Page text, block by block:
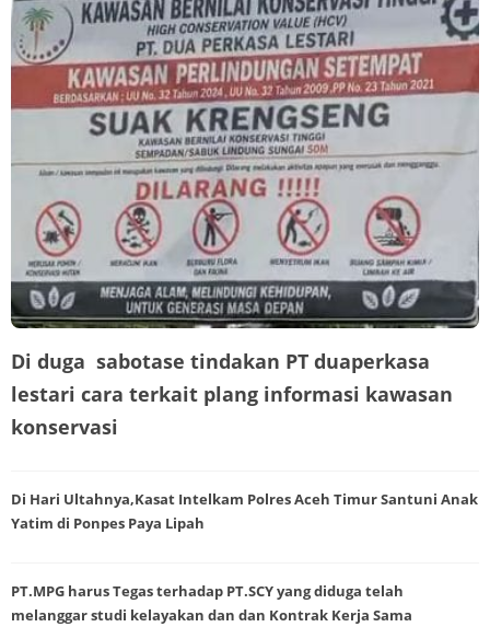
Di duga sabotase tindakan PT duaperkasa
lestari cara terkait plang informasi kawasan
konservasi
Di Hari Ultahnya,Kasat Intelkam Polres Aceh Timur Santuni Anak
Yatim di Ponpes Paya Lipah
PT.MPG harus Tegas terhadap PT.SCY yang diduga telah
melanggar studi kelayakan dan dan Kontrak Kerja Sama